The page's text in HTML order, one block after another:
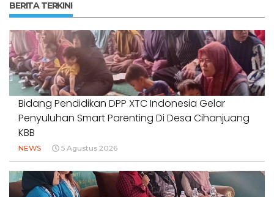
BERITA TERKINI
Bidang Pendidikan DPP XTC Indonesia Gelar
Penyuluhan Smart Parenting Di Desa Cihanjuang
KBB
NEWS 5 Agustus 2026